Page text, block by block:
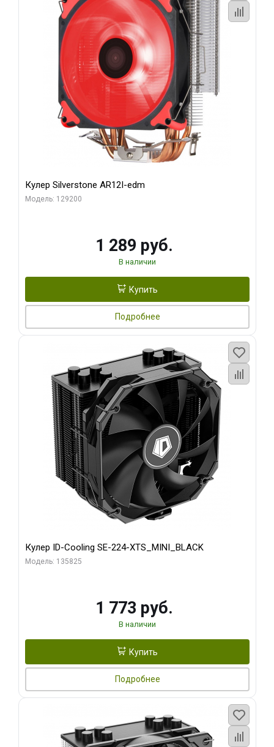
Кулер Silverstone AR12I-edm
Модель: 129200
1 289 руб.
В наличии
Купить
Подробнее
Кулер ID-Cooling SE-224-XTS_MINI_BLACK
Модель: 135825
1 773 руб.
В наличии
Купить
Подробнее